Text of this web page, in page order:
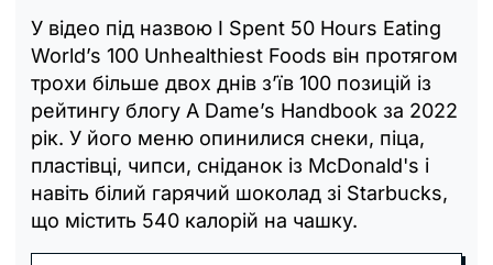
У відео під назвою I Spent 50 Hours Eating
World’s 100 Unhealthiest Foods він протягом
трохи більше двох днів з’їв 100 позицій із
рейтингу блогу A Dame’s Handbook за 2022
рік. У його меню опинилися снеки, піца,
пластівці, чипси, сніданок із McDonald's і
навіть білий гарячий шоколад зі Starbucks,
що містить 540 калорій на чашку.